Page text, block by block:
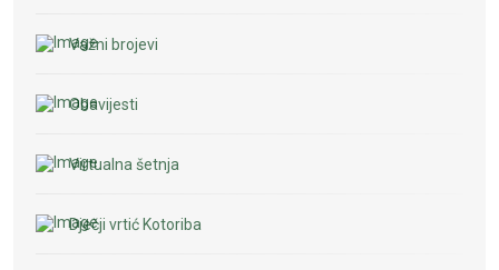
Važni brojevi
Obavijesti
Virtualna šetnja
Dječji vrtić Kotoriba